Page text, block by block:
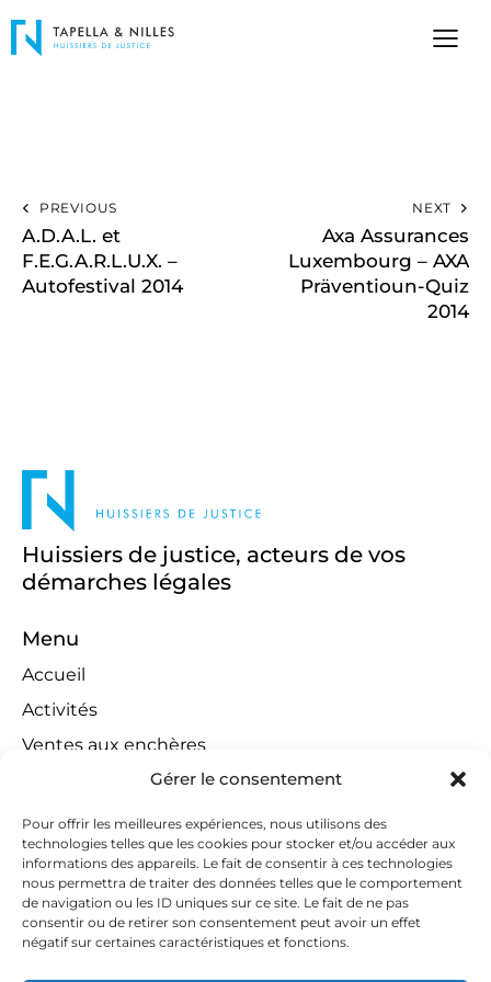
Gérer le consentement
Pour offrir les meilleures expériences, nous utilisons des
technologies telles que les cookies pour stocker et/ou accéder aux
informations des appareils. Le fait de consentir à ces technologies
nous permettra de traiter des données telles que le comportement
de navigation ou les ID uniques sur ce site. Le fait de ne pas
consentir ou de retirer son consentement peut avoir un effet
négatif sur certaines caractéristiques et fonctions.
PREVIOUS
A.D.A.L. et
F.E.G.A.R.L.U.X. –
Autofestival 2014
NEXT
Axa Assurances
Luxembourg – AXA
Präventioun-Quiz
2014
Huissiers de justice, acteurs de vos
démarches légales
Menu
Accueil
Activités
Ventes aux enchères
Compétences territoriales
Jeux concours
Liens
Contact
Contactez-nous
huissiers@tapella-nilles.lu